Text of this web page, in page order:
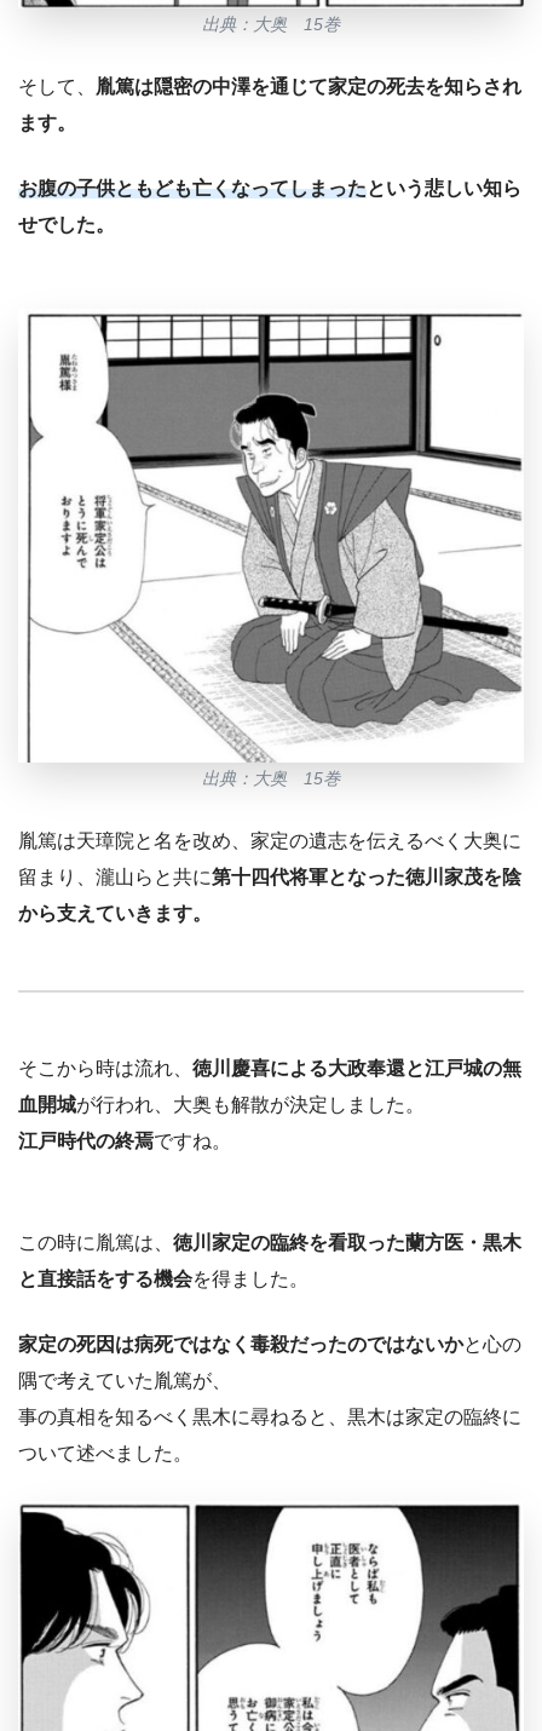
出典：大奥 15巻
そして、
胤篤は隠密の中澤を通じて家定の死去を知らされ
ます。
お腹の子供ともども亡くなってしまったという悲しい知ら
せでした。
出典：大奥 15巻
胤篤は天璋院と名を改め、家定の遺志を伝えるべく大奥に
留まり、瀧山らと共に第十四代将軍となった徳川家茂を陰
から支えていきます。
そこから時は流れ、 徳川慶喜による大政奉還と江戸城の無
血開城が行われ、大奥も解散が決定しました。
江戸時代の終焉ですね。
この時に胤篤は、 徳川家定の臨終を看取った蘭方医・黒木
と直接話をする機会を得ました。
家定の死因は病死ではなく毒殺だったのではないかと心の
隅で考えていた胤篤が、
事の真相を知るべく黒木に尋ねると、黒木は家定の臨終に
ついて述べました。